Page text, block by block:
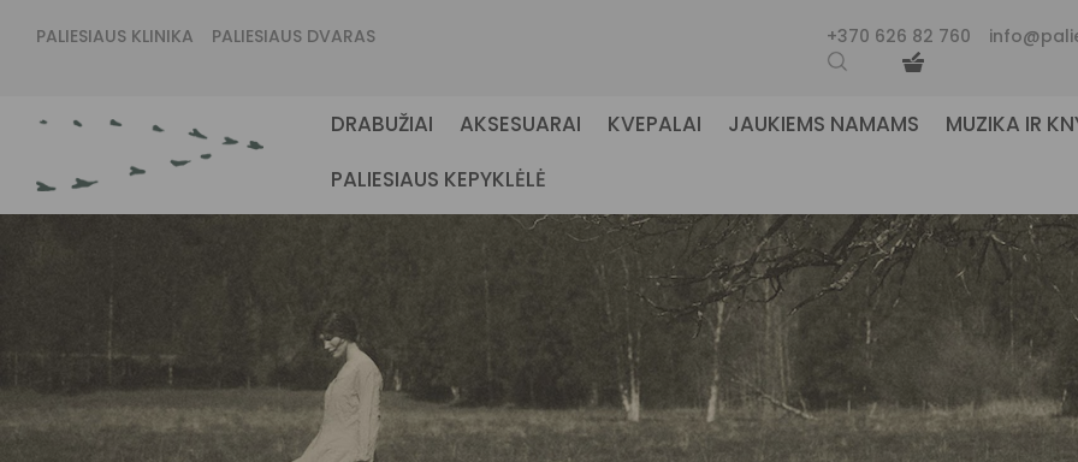
PALIESIAUS KLINIKA PALIESIAUS DVARAS +370 626 82 760
DRABUŽIAI AKSESUARAI KVEPALAI JAUKIEMS NAMAMS MUZIKA IR
PALIESIAUS KEPYKLĖLĖ